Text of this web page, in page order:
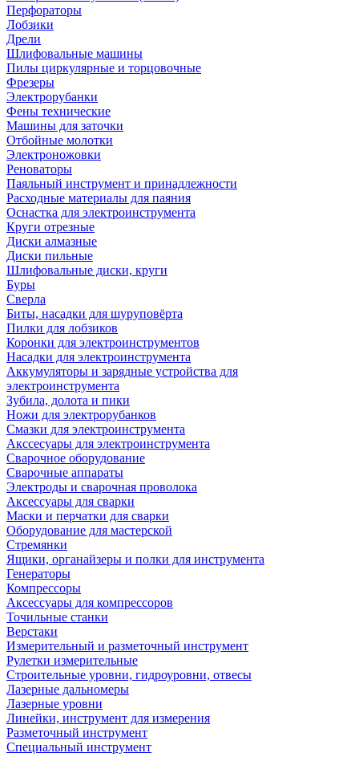
Перфораторы
Лобзики
Дрели
Шлифовальные машины
Пилы циркулярные и торцовочные
Фрезеры
Электрорубанки
Фены технические
Машины для заточки
Отбойные молотки
Электроножовки
Реноваторы
Паяльный инструмент и принадлежности
Расходные материалы для паяния
Оснастка для электроинструмента
Круги отрезные
Диски алмазные
Диски пильные
Шлифовальные диски, круги
Буры
Сверла
Биты, насадки для шуруповёрта
Пилки для лобзиков
Коронки для электроинструментов
Насадки для электроинструмента
Аккумуляторы и зарядные устройства для
электроинструмента
Зубила, долота и пики
Ножи для электрорубанков
Смазки для электроинструмента
Акссесуары для электроинструмента
Сварочное оборудование
Сварочные аппараты
Электроды и сварочная проволока
Аксессуары для сварки
Маски и перчатки для сварки
Оборудование для мастерской
Стремянки
Ящики, органайзеры и полки для инструмента
Генераторы
Компрессоры
Аксессуары для компрессоров
Точильные станки
Верстаки
Измерительный и разметочный инструмент
Рулетки измерительные
Строительные уровни, гидроуровни, отвесы
Лазерные дальномеры
Лазерные уровни
Линейки, инструмент для измерения
Разметочный инструмент
Специальный инструмент